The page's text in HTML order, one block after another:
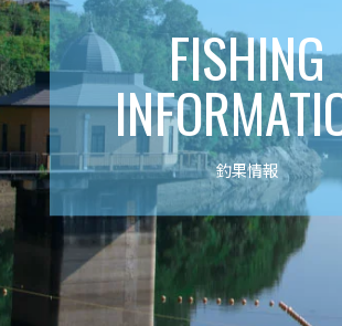
FISHING
釣果情報